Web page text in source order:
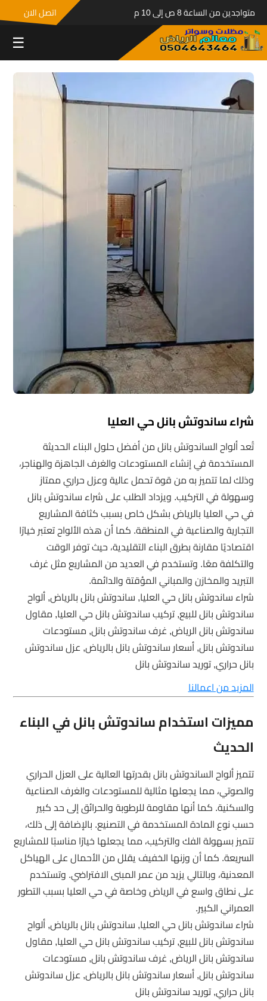
متواجدين من الساعة 8 ص إلى 10 م اتصل الان
☰
شراء ساندوتش بانل حي العليا
تُعد ألواح الساندوتش بانل من أفضل حلول البناء الحديثة
المستخدمة في إنشاء المستودعات والغرف الجاهزة والهناجر،
وذلك لما تتميز به من قوة تحمل عالية وعزل حراري ممتاز
وسهولة في التركيب. ويزداد الطلب على شراء ساندوتش بانل
في حي العليا بالرياض بشكل خاص بسبب كثافة المشاريع
التجارية والصناعية في المنطقة. كما أن هذه الألواح تعتبر خيارًا
اقتصاديًا مقارنة بطرق البناء التقليدية، حيث توفر الوقت
والتكلفة معًا. وتستخدم في العديد من المشاريع مثل غرف
التبريد والمخازن والمباني المؤقتة والدائمة.
شراء ساندوتش بانل حي العليا, ساندوتش بانل بالرياض, ألواح
ساندوتش بانل للبيع, تركيب ساندوتش بانل حي العليا, مقاول
ساندوتش بانل الرياض, غرف ساندوتش بانل, مستودعات
ساندوتش بانل, أسعار ساندوتش بانل بالرياض, عزل ساندوتش
بانل حراري, توريد ساندوتش بانل
المزيد من اعمالنا
مميزات استخدام ساندوتش بانل في البناء
الحديث
تتميز ألواح الساندوتش بانل بقدرتها العالية على العزل الحراري
والصوتي، مما يجعلها مثالية للمستودعات والغرف الصناعية
والسكنية. كما أنها مقاومة للرطوبة والحرائق إلى حد كبير
حسب نوع المادة المستخدمة في التصنيع. بالإضافة إلى ذلك،
تتميز بسهولة الفك والتركيب، مما يجعلها خيارًا مناسبًا للمشاريع
السريعة. كما أن وزنها الخفيف يقلل من الأحمال على الهياكل
المعدنية، وبالتالي يزيد من عمر المبنى الافتراضي. وتستخدم
على نطاق واسع في الرياض وخاصة في حي العليا بسبب التطور
العمراني الكبير.
شراء ساندوتش بانل حي العليا, ساندوتش بانل بالرياض, ألواح
ساندوتش بانل للبيع, تركيب ساندوتش بانل حي العليا, مقاول
ساندوتش بانل الرياض, غرف ساندوتش بانل, مستودعات
ساندوتش بانل, أسعار ساندوتش بانل بالرياض, عزل ساندوتش
بانل حراري, توريد ساندوتش بانل